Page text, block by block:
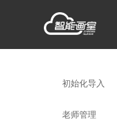
初始化导入
老师管理